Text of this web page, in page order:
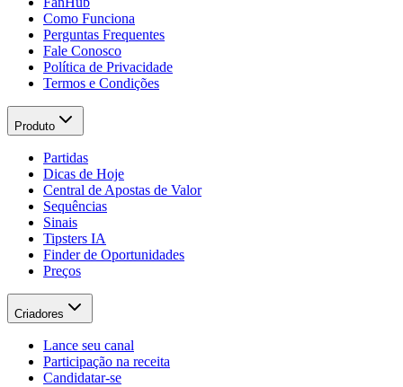
Como Funciona
Perguntas Frequentes
Fale Conosco
Política de Privacidade
Termos e Condições
Produto
Partidas
Dicas de Hoje
Central de Apostas de Valor
Sequências
Sinais
Tipsters IA
Finder de Oportunidades
Preços
Criadores
Lance seu canal
Participação na receita
Candidatar-se